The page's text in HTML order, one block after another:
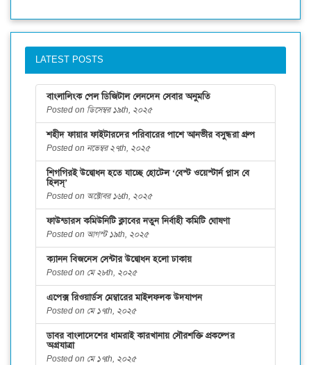
LATEST POSTS
বাংলালিংক পেল ডিজিটাল লেনদেন সেবার অনুমতি
Posted on ডিসেম্বর ১৯th, ২০২৫
শহীদ ফায়ার ফাইটারদের পরিবারের পাশে আনভীর বসুন্ধরা গ্রুপ
Posted on নভেম্বর ২৭th, ২০২৫
শিগগিরই উদ্বোধন হতে যাচ্ছে হোটেল ‘বেস্ট ওয়েস্টার্ন প্লাস বে
হিলস্’
Posted on অক্টোবর ১৬th, ২০২৫
ফাউন্ডারস কমিউনিটি ক্লাবের নতুন নির্বাহী কমিটি ঘোষণা
Posted on আগস্ট ১৯th, ২০২৫
ক্যানন বিজনেস সেন্টার উদ্বোধন হলো ঢাকায়
Posted on মে ২৮th, ২০২৫
এপেক্স রিওয়ার্ডস মেম্বারের মাইলফলক উদযাপন
Posted on মে ১৭th, ২০২৫
ডাবর বাংলাদেশের ধামরাই কারখানায় সৌরশক্তি প্রকল্পের
অগ্রযাত্রা
Posted on মে ১৭th, ২০২৫